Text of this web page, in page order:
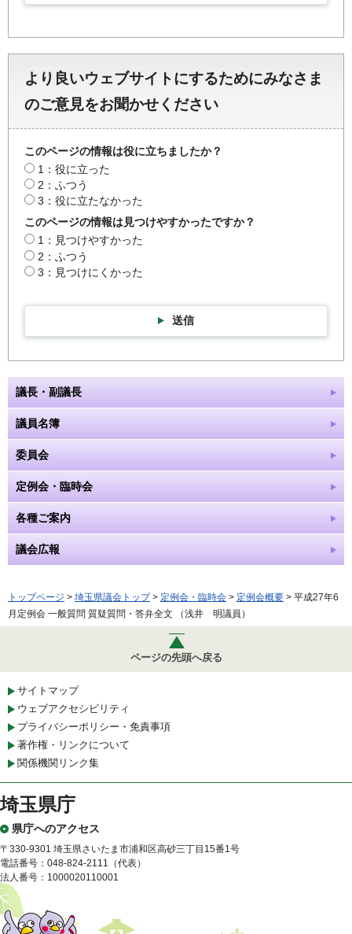
より良いウェブサイトにするためにみなさま
のご意見をお聞かせください
このページの情報は役に立ちましたか？
1：役に立った
2：ふつう
3：役に立たなかった
このページの情報は見つけやすかったですか？
1：見つけやすかった
2：ふつう
3：見つけにくかった
送信
議長・副議長
議員名簿
委員会
定例会・臨時会
各種ご案内
議会広報
トップページ > 埼玉県議会トップ> 定例会・臨時会 > 定例会概要 > 平成27年6
月定例会 一般質問 質疑質問・答弁全文 （浅井 明議員）
ページの先頭へ戻る
サイトマップ
ウェブアクセシビリティ
プライバシーポリシー・免責事項
著作権・リンクについて
関係機関リンク集
埼玉県庁
県庁へのアクセス
〒330-9301 埼玉県さいたま市浦和区高砂三丁目15番1号
電話番号：048-824-2111（代表）
法人番号：1000020110001